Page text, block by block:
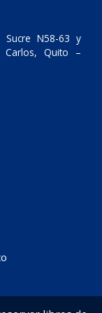
Sucre N58-63 y
Carlos, Quito –